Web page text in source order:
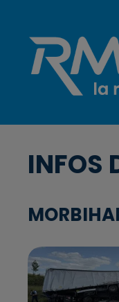
INFOS